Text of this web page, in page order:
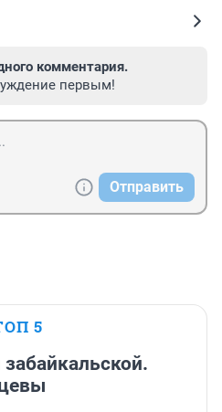
комментария.
первым!
Отправить
5